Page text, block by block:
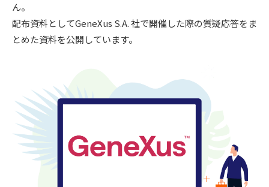
ん。
配布資料としてGeneXus S.A. 社で開催した際の質疑応答をま
とめた資料を公開しています。